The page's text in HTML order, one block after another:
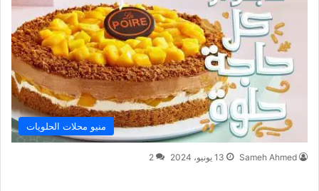
منيو محلات الحلويات
Sameh Ahmed 13 يونيو، 2024 2